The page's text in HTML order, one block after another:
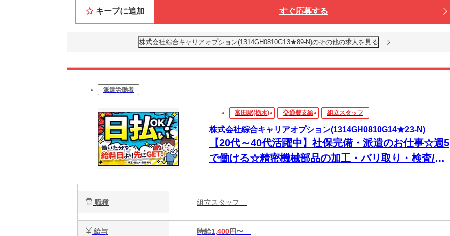
キープに追加 すぐ応募する
株式会社綜合キャリアオプション(1314GH0810G13★89-N)のその他の求人を見る
派遣労働者
富田駅(栃木) 交通費支給 組立スタッフ
株式会社綜合キャリアオプション(1314GH0810G14★23-N)
【20代～40代活躍中】社保完備・派遣のお仕事☆週5
で働ける☆精密機械部品の加工・バリ取り・検査/日
職種 組立スタッフ
給与 時給1,400円〜